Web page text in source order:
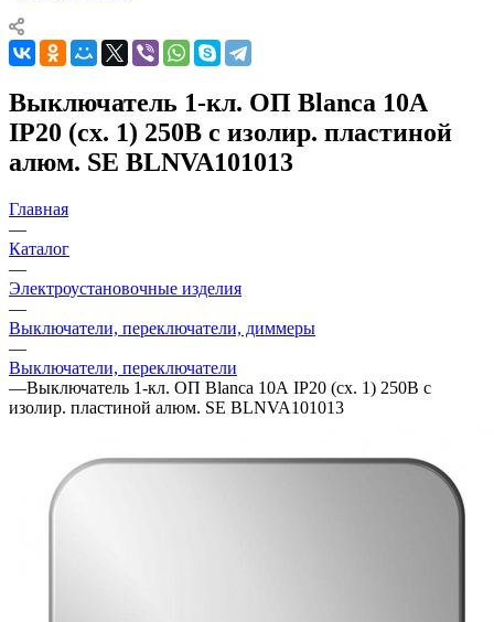
Выключатель 1-кл. ОП Blanca 10А
IP20 (сх. 1) 250В с изолир. пластиной
алюм. SE BLNVA101013
Главная
—
Каталог
—
Электроустановочные изделия
—
Выключатели, переключатели, диммеры
—
Выключатели, переключатели
—Выключатель 1-кл. ОП Blanca 10А IP20 (сх. 1) 250В с
изолир. пластиной алюм. SE BLNVA101013